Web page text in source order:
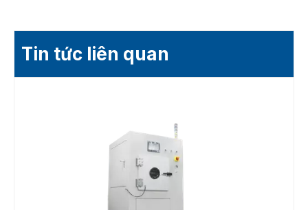
Tin tức liên quan